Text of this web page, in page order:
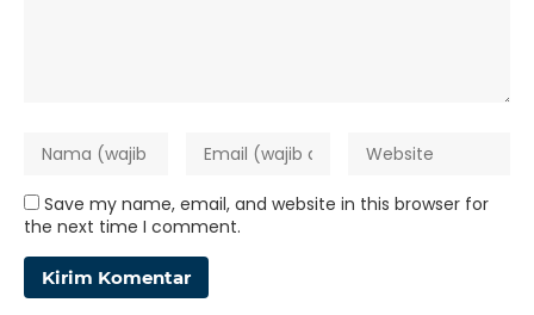
Save my name, email, and website in this browser for
the next time I comment.